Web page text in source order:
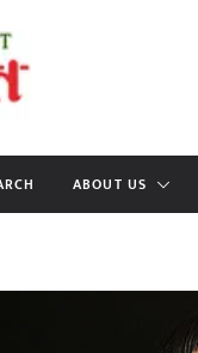
ABOUT US